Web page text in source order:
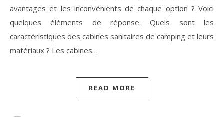
avantages et les inconvénients de chaque option ? Voici
quelques éléments de réponse. Quels sont les
caractéristiques des cabines sanitaires de camping et leurs
matériaux ? Les cabines…
READ MORE